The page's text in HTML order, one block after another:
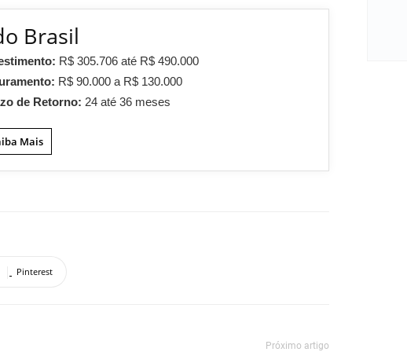
Brasil
R$ 305.706 até R$ 490.000
R$ 90.000 a R$ 130.000
de Retorno: 24 até 36 meses
Mais
Pinterest
Próximo artigo